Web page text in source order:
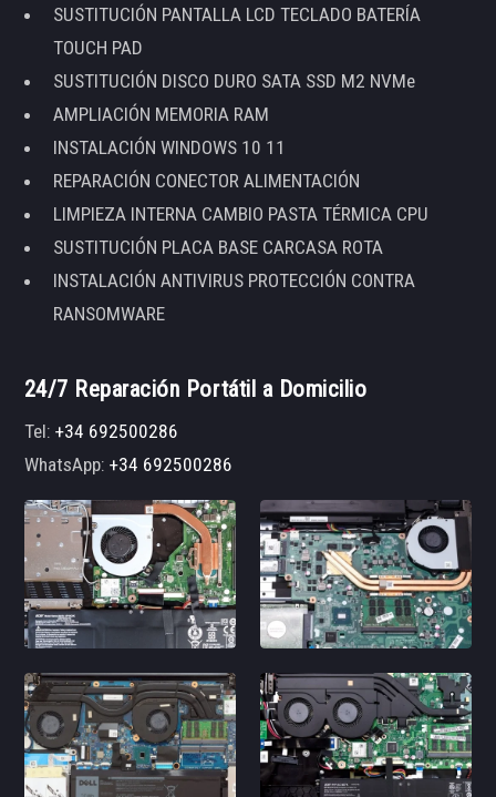
SUSTITUCIÓN PANTALLA LCD TECLADO BATERÍA
TOUCH PAD
SUSTITUCIÓN DISCO DURO SATA SSD M2 NVMe
AMPLIACIÓN MEMORIA RAM
INSTALACIÓN WINDOWS 10 11
REPARACIÓN CONECTOR ALIMENTACIÓN
LIMPIEZA INTERNA CAMBIO PASTA TÉRMICA CPU
SUSTITUCIÓN PLACA BASE CARCASA ROTA
INSTALACIÓN ANTIVIRUS PROTECCIÓN CONTRA
RANSOMWARE
24/7 Reparación Portátil a Domicilio
Tel:+34 692500286
WhatsApp:+34 692500286